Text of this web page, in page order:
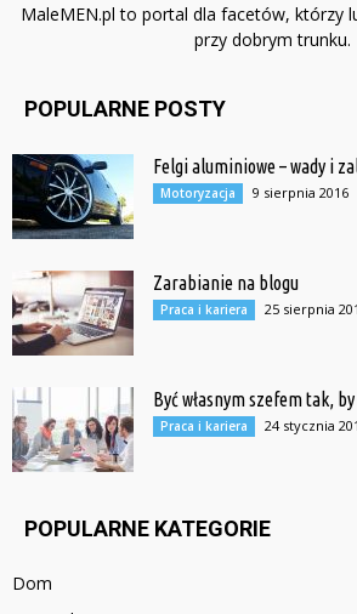
MaleMEN.pl to portal dla facetów, którzy
przy dobrym trunku.
POPULARNE POSTY
Felgi aluminiowe – wady i
Motoryzacja 9 sierpnia 2016
Zarabianie na blogu
Praca i kariera 25 sierpnia
Być własnym szefem tak,
Praca i kariera 24 stycznia
POPULARNE KATEGORIE
Dom